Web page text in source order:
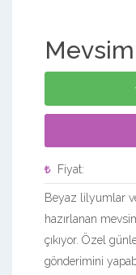
Fiyat:
Beyaz lilyumlar
hazırlanan
çıkıyor. Özel
gönderimini